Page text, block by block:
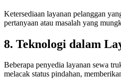
Ketersediaan layanan pelanggan
pertanyaan atau masalah yang
8. Teknologi dalam
Beberapa penyedia layanan sewa
melacak status pindahan,